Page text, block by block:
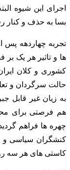
اجرای این شیوه
بسا به حذف و کنار
تجربه چهاردهه پس
ها و تاثیر هر یک
کشوری و کلان
حالت سرگردان و
به زیان غیر قابل
هم فرصتی برای
چهره ها فراهم
کنشگران سیاسی و
کاستی های هر سه